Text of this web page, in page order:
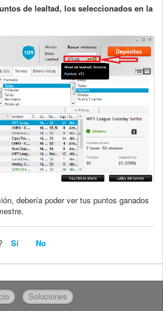
de lealtad, los seleccionados en la
debería poder ver tus puntos ganados
Sí No
Soluciones